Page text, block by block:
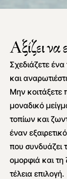
Αξίζει
Σχεδιάζετε
και
Μην κοιτάξετε
μοναδικό
τοπίων και
έναν
που συνδυάζει
ομορφιά και τη
τέλεια επιλογή.